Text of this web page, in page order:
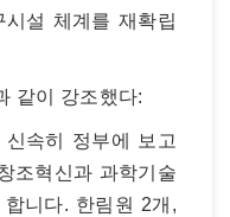
설 체계를 재확립
같이 강조했다:
속히 정부에 보고
조혁신과 과학기술
니다. 한림원 2개,